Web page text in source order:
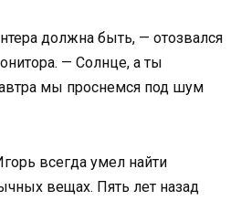
должна быть, — отозвался
— Солнце, а ты
мы проснемся под шум
всегда умел найти
вещах. Пять лет назад